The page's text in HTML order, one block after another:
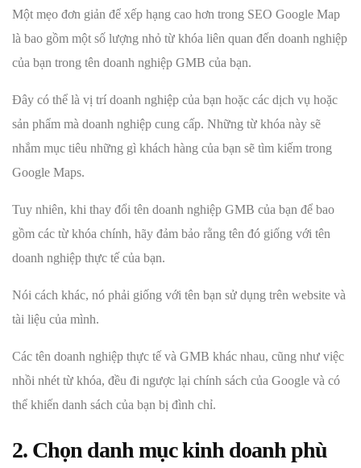
Một mẹo đơn giản để xếp hạng cao hơn trong SEO Google Map
là bao gồm một số lượng nhỏ từ khóa liên quan đến doanh nghiệp
của bạn trong tên doanh nghiệp GMB của bạn.
Đây có thể là vị trí doanh nghiệp của bạn hoặc các dịch vụ hoặc
sản phẩm mà doanh nghiệp cung cấp. Những từ khóa này sẽ
nhắm mục tiêu những gì khách hàng của bạn sẽ tìm kiếm trong
Google Maps.
Tuy nhiên, khi thay đổi tên doanh nghiệp GMB của bạn để bao
gồm các từ khóa chính, hãy đảm bảo rằng tên đó giống với tên
doanh nghiệp thực tế của bạn.
Nói cách khác, nó phải giống với tên bạn sử dụng trên website và
tài liệu của mình.
Các tên doanh nghiệp thực tế và GMB khác nhau, cũng như việc
nhồi nhét từ khóa, đều đi ngược lại chính sách của Google và có
thể khiến danh sách của bạn bị đình chỉ.
2. Chọn danh mục kinh doanh phù